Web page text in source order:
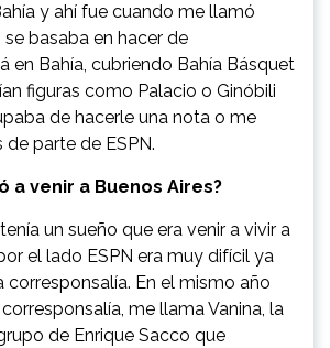
y ahí fue cuando me llamó
se basaba en hacer de
en Bahía, cubriendo Bahía Básquet
figuras como Palacio o Ginóbili
de hacerle una nota o me
parte de ESPN.
a venir a Buenos Aires?
un sueño que era venir a vivir a
el lado ESPN era muy difícil ya
corresponsalía. En el mismo año
me llama Vanina, la
de Enrique Sacco que